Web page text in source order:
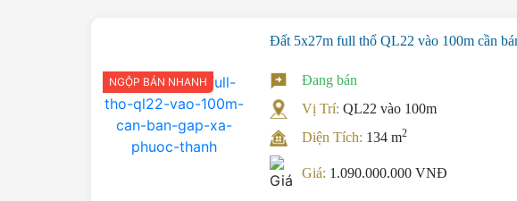
NGỘP BÁN NHANH
Đất 5x27m full thổ QL22 vào 100m cần
Đang bán
Vị Trí:QL22 vào 100m
Diện Tích: 134 m2
Giá: 1.090.000.000 VNĐ